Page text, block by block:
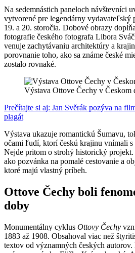
Na sedemnástich paneloch návštevníci
vytvorené pre legendárny vydavateľský
19. a 20. storočia. Dobové obrazy
fotografie českého fotografa Libora
venuje zachytávaniu architektúry a
porovnanie toho, ako sa známe české
zostalo rovnaké.
Výstava Ottove Čechy v Českom
Prečítajte si aj: Jan Svěrák pozýva na
plagát
Výstava ukazuje romantickú Šumavu,
očami ľudí, ktorí českú krajinu vnímali s
Nejde pritom o strohý historický
ako pozvánka na pomalé cestovanie a
ktoré majú vlastný príbeh.
Ottove Čechy boli
doby
Monumentálny cyklus Ottovy Čechy
1883 až 1908. Obsahoval viac než
textov od významných českých